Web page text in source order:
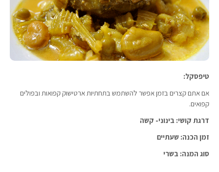
טיפסקל:
אם אתם קצרים בזמן אפשר להשתמש בתחתיות ארטישוק קפואות ובפולים
קפואים.
דרגת קושי: בינוני- קשה
זמן הכנה: שעתיים
סוג המנה: בשרי